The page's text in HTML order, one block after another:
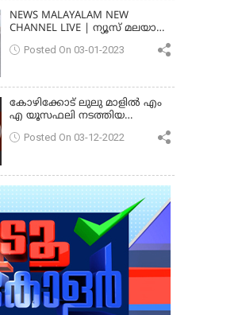
NEWS MALAYALAM NEW
CHANNEL LIVE | ന്യൂസ് മലയാളം
MALAYALAM
Posted On 03-01-2023
കോഴിക്കോട് ലുലു മാളിൽ എം
എ യൂസഫലി നടത്തിയ
പ്രസംഗം
Posted On 03-12-2022